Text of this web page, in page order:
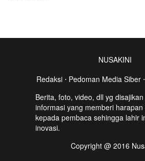
NUSAKINI
Redaksi⋅ Pedoman Media Siber⋅
Berita, foto, video, dll yg
informasi yang memberi harapan
kepada pembaca sehingga lahir
inovasi.
Copyright @ 2016